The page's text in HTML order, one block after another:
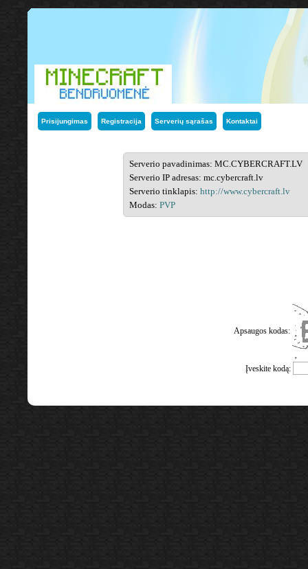
Prisijungimas Registracija Serverių sąrašas Kontaktai
Serverio pavadinimas: MC.CYBERCRAFT.LV
Serverio IP adresas: mc.cybercraft.lv
Serverio tinklapis: http://www.cybercraft.lv
Modas: PVP
Apsaugos kodas:
Įveskite kodą: